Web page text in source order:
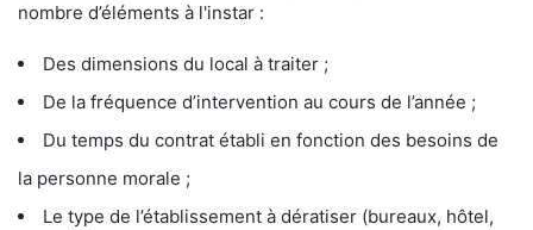
nombre d’éléments à l'instar :
Des dimensions du local à traiter ;
De la fréquence d’intervention au cours de l’année ;
Du temps du contrat établi en fonction des besoins de
la personne morale ;
Le type de l’établissement à dératiser (bureaux, hôtel,